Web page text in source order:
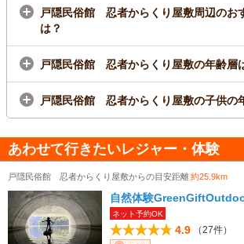
戸隠民俗館 忍者からくり屋敷周辺のお
は？
戸隠民俗館 忍者からくり屋敷の年齢層
戸隠民俗館 忍者からくり屋敷の子供の
あわせて行きたいレジャー・体験
戸隠民俗館 忍者からくり屋敷からの目安距離約25.9km
自然体験
ネット予約OK
4.9
（27件）